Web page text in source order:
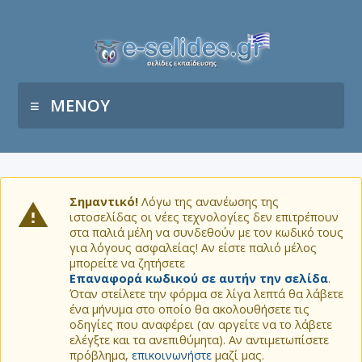
ΜΕΝΟΥ
Σημαντικό! Λόγω της ανανέωσης της
ιστοσελίδας οι νέες τεχνολογίες δεν επιτρέπουν
στα παλιά μέλη να συνδεθούν με τον κωδικό τους
για λόγους ασφαλείας! Αν είστε παλιό μέλος
μπορείτε να ζητήσετε
Επαναφορά κωδικού σε αυτήν την σελίδα.
Όταν στείλετε την φόρμα σε λίγα λεπτά θα λάβετε
ένα μήνυμα στο οποίο θα ακολουθήσετε τις
οδηγίες που αναφέρει (αν αργείτε να το λάβετε
ελέγξτε και τα ανεπιθύμητα). Αν αντιμετωπίσετε
πρόβλημα, επικοινωνήστε μαζί μας.